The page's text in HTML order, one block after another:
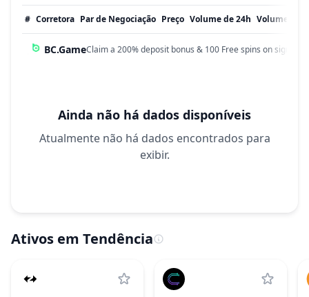
# Corretora Par de Negociação Preço Volume de 24h Volume em
BC.GameClaim a 200% deposit bonus & 100 Free spins on sign up!
Ainda não há dados disponíveis
Atualmente não há dados encontrados para
exibir.
Ativos em Tendência